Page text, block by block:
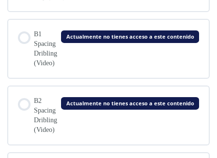
B1
Spacing
Dribling
(Video)
Actualmente no tienes acceso a este contenido
B2
Spacing
Dribling
(Video)
Actualmente no tienes acceso a este contenido